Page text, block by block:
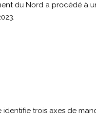
du Nord a procédé à
identifie trois axes de